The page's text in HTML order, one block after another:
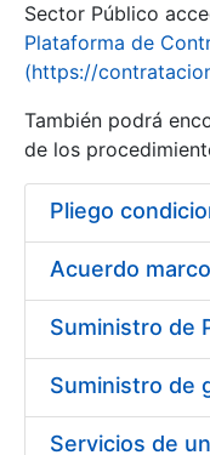
Mostra/Amaga
Sector Público
Plataforma de
(https://
También podrá
de los